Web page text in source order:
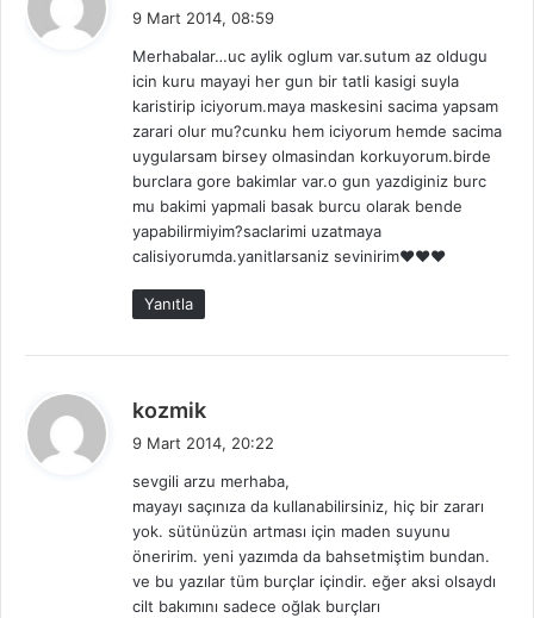
i
k
i
9 Mart 2014, 08:59
Merhabalar…uc aylik oglum var.sutum az oldugu
icin kuru mayayi her gun bir tatli kasigi suyla
karistirip iciyorum.maya maskesini sacima yapsam
zarari olur mu?cunku hem iciyorum hemde sacima
uygularsam birsey olmasindan korkuyorum.birde
burclara gore bakimlar var.o gun yazdiginiz burc
mu bakimi yapmali basak burcu olarak bende
yapabilirmiyim?saclarimi uzatmaya
calisiyorumda.yanitlarsaniz sevinirim♥♥♥
Yanıtla
kozmik
i
k
i
:
9 Mart 2014, 20:22
sevgili arzu merhaba,
mayayı saçınıza da kullanabilirsiniz, hiç bir zararı
yok. sütünüzün artması için maden suyunu
öneririm. yeni yazımda da bahsetmiştim bundan.
ve bu yazılar tüm burçlar içindir. eğer aksi olsaydı
cilt bakımını sadece oğlak burçları